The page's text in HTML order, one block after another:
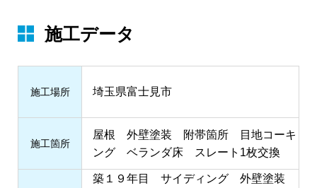
施工データ
施⼯場所 埼玉県富士見市
施⼯箇所
屋根 外壁塗装 附帯箇所 目地コーキ
ング ベランダ床 スレート1枚交換
築１９年目 サイディング 外壁塗装